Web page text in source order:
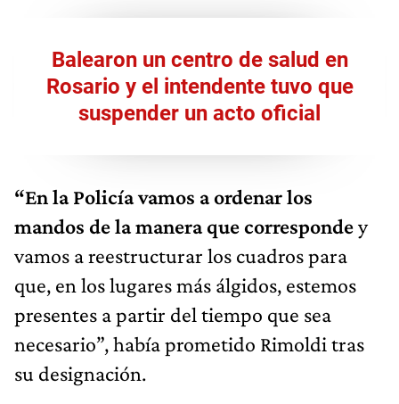
Balearon un centro de salud en
Rosario y el intendente tuvo que
suspender un acto oficial
“En la Policía vamos a ordenar los
mandos de la manera que correspondey
vamos a reestructurar los cuadros para
que, en los lugares más álgidos, estemos
presentes a partir del tiempo que sea
necesario”, había prometido Rimoldi tras
su designación.